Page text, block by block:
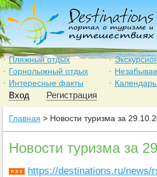
Пляжный отдых
Горнолыжный отдых
Интересные факты
Календарь
Вход Регистрация
Главная > Новости туризма за
Новости туризма за
https://destinations.ru/news/